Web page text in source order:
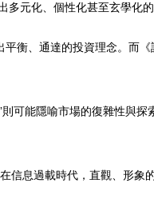
元化、個性化甚至玄學化的
衡、通達的投資理念。而《
可能隱喻市場的復雜性與探
信息過載時代，直觀、形象